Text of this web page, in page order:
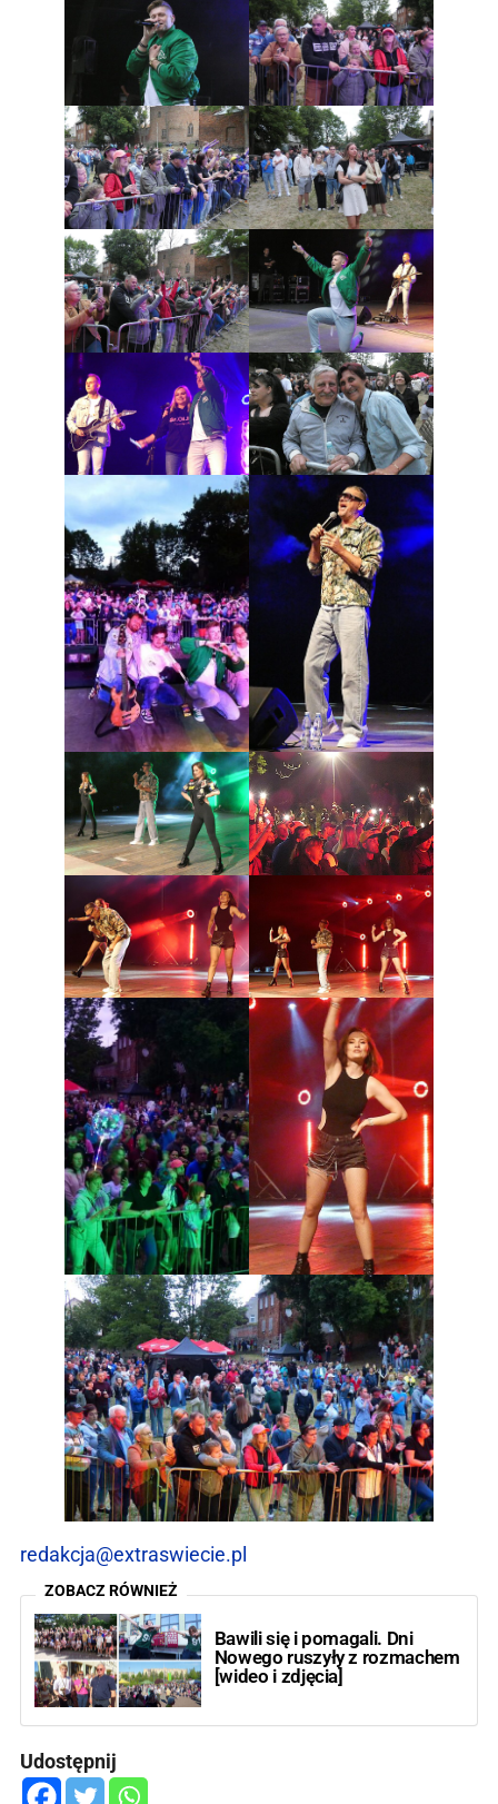
redakcja@extraswiecie.pl
ZOBACZ RÓWNIEŻ
Bawili się i pomagali. Dni
Nowego ruszyły z rozmachem
[wideo i zdjęcia]
Udostępnij